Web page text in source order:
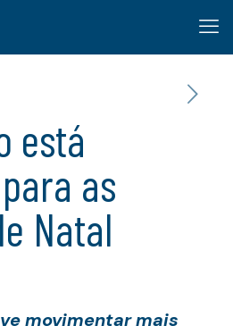
está
as
Natal
movimentar mais